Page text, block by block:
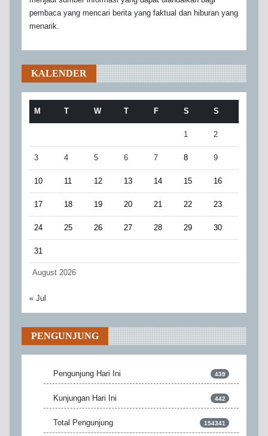
pembaca yang mencari berita yang faktual dan hiburan yang
menarik.
KALENDER
August 2026
M T W T F S S
1 2
3 4 5 6 7 8 9
10 11 12 13 14 15 16
17 18 19 20 21 22 23
24 25 26 27 28 29 30
31
« Jul
PENGUNJUNG
Pengunjung Hari Ini 439
Kunjungan Hari Ini 442
Total Pengunjung 154341